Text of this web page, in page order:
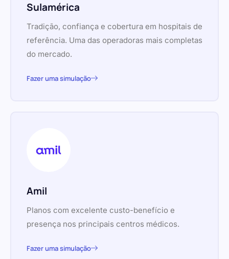
Sulamérica
Tradição, confiança e cobertura em hospitais de
referência. Uma das operadoras mais completas
do mercado.
Fazer uma simulação
Amil
Planos com excelente custo-benefício e
presença nos principais centros médicos.
Fazer uma simulação